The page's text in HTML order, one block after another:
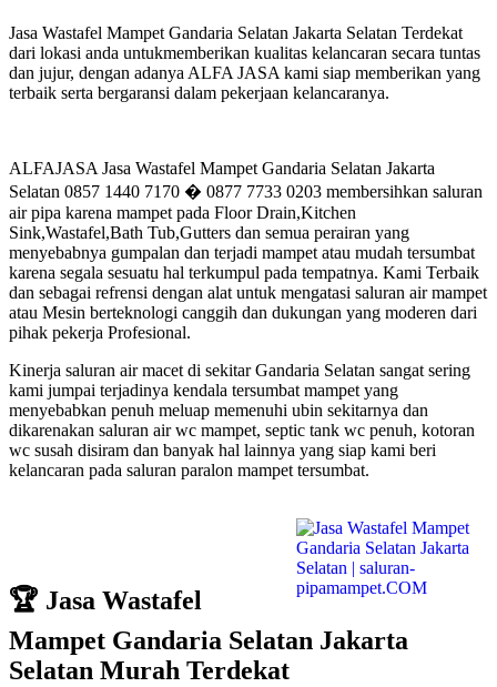
Jasa Wastafel Mampet Gandaria Selatan Jakarta Selatan Terdekat
dari lokasi anda untukmemberikan kualitas kelancaran secara tuntas
dan jujur, dengan adanya ALFA JASA kami siap memberikan yang
terbaik serta bergaransi dalam pekerjaan kelancaranya.
ALFAJASA Jasa Wastafel Mampet Gandaria Selatan Jakarta
Selatan 0857 1440 7170 � 0877 7733 0203 membersihkan saluran
air pipa karena mampet pada Floor Drain,Kitchen
Sink,Wastafel,Bath Tub,Gutters dan semua perairan yang
menyebabnya gumpalan dan terjadi mampet atau mudah tersumbat
karena segala sesuatu hal terkumpul pada tempatnya. Kami Terbaik
dan sebagai refrensi dengan alat untuk mengatasi saluran air mampet
atau Mesin berteknologi canggih dan dukungan yang moderen dari
pihak pekerja Profesional.
Kinerja saluran air macet di sekitar Gandaria Selatan sangat sering
kami jumpai terjadinya kendala tersumbat mampet yang
menyebabkan penuh meluap memenuhi ubin sekitarnya dan
dikarenakan saluran air wc mampet, septic tank wc penuh, kotoran
wc susah disiram dan banyak hal lainnya yang siap kami beri
kelancaran pada saluran paralon mampet tersumbat.
🏆 Jasa Wastafel
Mampet Gandaria Selatan Jakarta
Selatan Murah Terdekat